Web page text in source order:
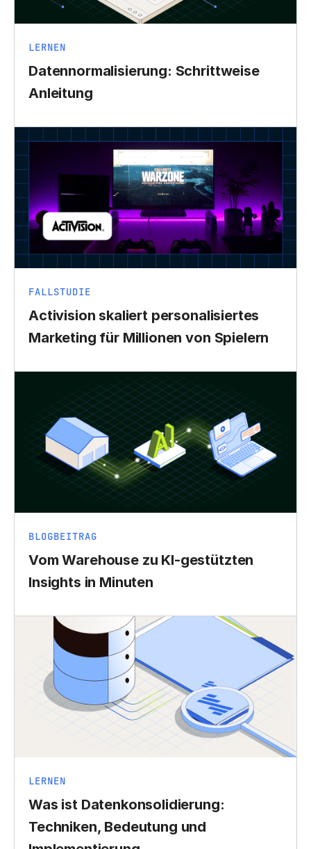
LERNEN
Datennormalisierung: Schrittweise
Anleitung
FALLSTUDIE
Activision skaliert personalisiertes
Marketing für Millionen von Spielern
BLOGBEITRAG
Vom Warehouse zu KI-gestützten
Insights in Minuten
LERNEN
Was ist Datenkonsolidierung:
Techniken, Bedeutung und